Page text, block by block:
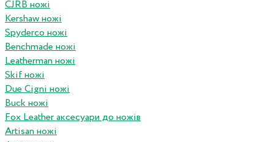
CJRB ножі
Kershaw ножі
Spyderco ножі
Benchmade ножі
Leatherman ножі
Skif ножі
Due Cigni ножі
Buck ножі
Fox Leather аксесуари до ножів
Artisan ножі